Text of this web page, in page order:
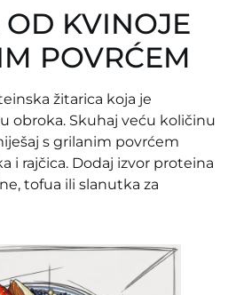
OD KVINOJE
POVRĆEM
žitarica koja je
obroka. Skuhaj veću količinu
s grilanim povrćem
i rajčica. Dodaj izvor proteina
tofua ili slanutka za